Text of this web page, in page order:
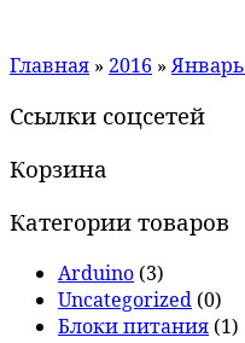
Главная » 2016 » Январь
Ссылки соцсетей
Корзина
Категории товаров
Arduino (3)
Uncategorized (0)
Блоки питания (1)